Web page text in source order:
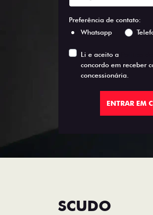
Preferência de contato:
Whatsapp
Li e aceito a
concordo em receber
concessionária.
ENTRAR EM
SCUDO